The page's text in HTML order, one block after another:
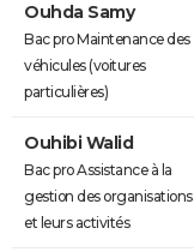
Ouhda Samy
Bac pro Maintenance des
véhicules (voitures
particulières)
Ouhibi Walid
Bac pro Assistance à la
gestion des organisations
et leurs activités